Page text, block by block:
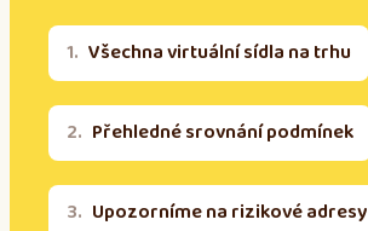
Všechna virtuální sídla na trhu
Přehledné srovnání podmínek
Upozorníme na rizikové adresy